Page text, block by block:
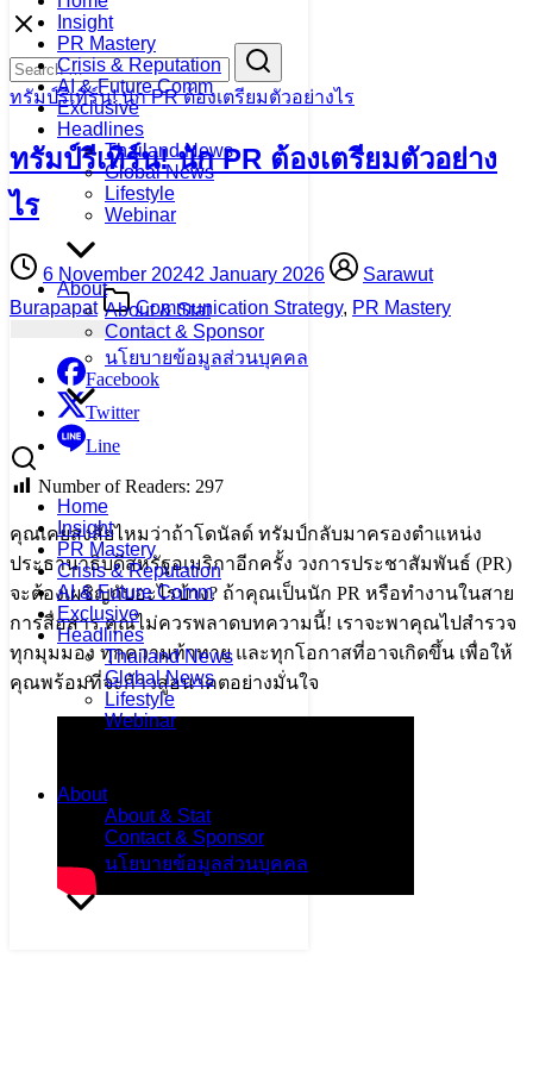
Skip
content
Insight
PR Mastery
Crisis & Reputation
AI & Future Comm
Exclusive
Headlines
Thailand News
Global News
Lifestyle
Webinar
About
About & Stat
Contact & Sponsor
นโยบายข้อมูลส่วนบุคคล
Home
Insight
PR Mastery
Crisis & Reputation
AI & Future Comm
Exclusive
Headlines
Thailand News
Global News
Lifestyle
Webinar
About
About & Stat
Contact & Sponsor
นโยบายข้อมูลส่วนบุคคล
Search
for:
ทรัมป์รีเทิร์น! นัก PR ต้องเตรียมตัวอย่างไร
ทรัมป์รีเทิร์น! นัก PR ต้องเตรียมตัวอย่าง
ไร
6 November 20242 January 2026
Sarawut
Burapapat
Communication Strategy, PR Mastery
Facebook
Twitter
Line
Number of Readers: 297
คุณเคยสงสัยไหมว่าถ้าโดนัลด์ ทรัมป์กลับมาครองตำแหน่ง
ประธานาธิบดีสหรัฐอเมริกาอีกครั้ง วงการประชาสัมพันธ์ (PR)
จะต้องเผชิญกับอะไรบ้าง? ถ้าคุณเป็นนัก PR หรือทำงานในสาย
การสื่อสาร คุณไม่ควรพลาดบทความนี้! เราจะพาคุณไปสำรวจ
ทุกมุมมอง ทุกความท้าทาย และทุกโอกาสที่อาจเกิดขึ้น เพื่อให้
คุณพร้อมที่จะก้าวสู่อนาคตอย่างมั่นใจ